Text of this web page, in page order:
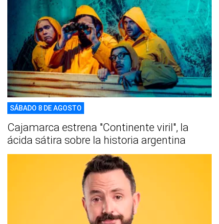
SÁBADO 8 DE AGOSTO
Cajamarca estrena "Continente viril", la
ácida sátira sobre la historia argentina